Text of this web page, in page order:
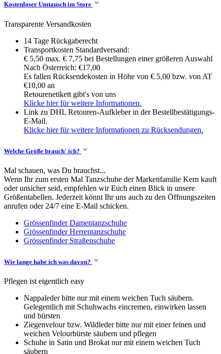
Kostenloser Umtausch im Store
Transparente Versandkosten
14 Tage Rückgaberecht
Transportkosten Standardversand:
€ 5,50 max. € 7,75 bei Bestellungen einer größeren Auswahl
Nach Österreich: €17,00
Es fallen Rücksendekosten in Höhe von € 5,00 bzw. von AT
€10,00 an
Retourenetikett gibt's von uns
Klicke hier für weitere Informationen.
Link zu DHL Retouren-Aufkleber in der Bestellbestätigungs-
E-Mail.
Klicke hier für weitere Informationen zu Rücksendungen.
Welche Größe brauch' ich?
Mal schauen, was Du brauchst...
Wenn Ihr zum ersten Mal Tanzschuhe der Markenfamilie Kern kauft
oder unsicher seid, empfehlen wir Euch einen Blick in unsere
Größentabellen. Jederzeit könnt Ihr uns auch zu den Öffnungszeiten
anrufen oder 24/7 eine E-Mail schicken.
Grössenfinder Damentanzschuhe
Grössenfinder Herrentanzschuhe
Grössenfinder Straßenschuhe
Wie lange habe ich was davon?
Pflegen ist eigentlich easy
Nappaleder bitte nur mit einem weichen Tuch säubern.
Gelegentlich mit Schuhwachs eincremen, einwirken lassen
und bürsten
Ziegenvelour bzw. Wildleder bitte nur mit einer feinen und
weichen Velourbürste säubern und pflegen
Schuhe in Satin und Brokat nur mit einem weichen Tuch
säubern